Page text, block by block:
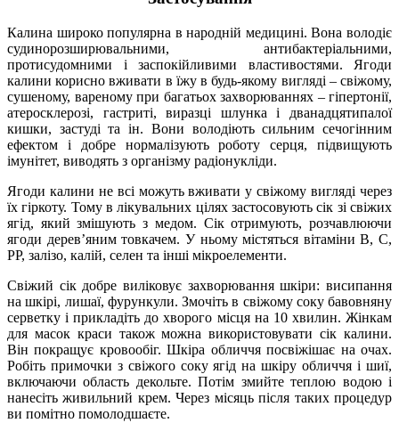
Калина широко популярна в народній медицині. Вона володіє
судинорозширювальними, антибактеріальними,
протисудомними і заспокійливими властивостями. Ягоди
калини корисно вживати в їжу в будь-якому вигляді – свіжому,
сушеному, вареному при багатьох захворюваннях – гіпертонії,
атеросклерозі, гастриті, виразці шлунка і дванадцятипалої
кишки, застуді та ін. Вони володіють сильним сечогінним
ефектом і добре нормалізують роботу серця, підвищують
імунітет, виводять з організму радіонукліди.
Ягоди калини не всі можуть вживати у свіжому вигляді через
їх гіркоту. Тому в лікувальних цілях застосовують сік зі свіжих
ягід, який змішують з медом. Сік отримують, розчавлюючи
ягоди дерев’яним товкачем. У ньому містяться вітаміни В, С,
РР, залізо, калій, селен та інші мікроелементи.
Свіжий сік добре виліковує захворювання шкіри: висипання
на шкірі, лишаї, фурункули. Змочіть в свіжому соку бавовняну
серветку і прикладіть до хворого місця на 10 хвилин. Жінкам
для масок краси також можна використовувати сік калини.
Він покращує кровообіг. Шкіра обличчя посвіжішає на очах.
Робіть примочки з свіжого соку ягід на шкіру обличчя і шиї,
включаючи область декольте. Потім змийте теплою водою і
нанесіть живильний крем. Через місяць після таких процедур
ви помітно помолодшаєте.